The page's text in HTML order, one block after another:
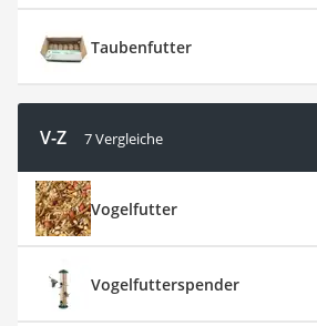
Taubenfutter
V-Z 7 Vergleiche
Vogelfutter
Vogelfutterspender